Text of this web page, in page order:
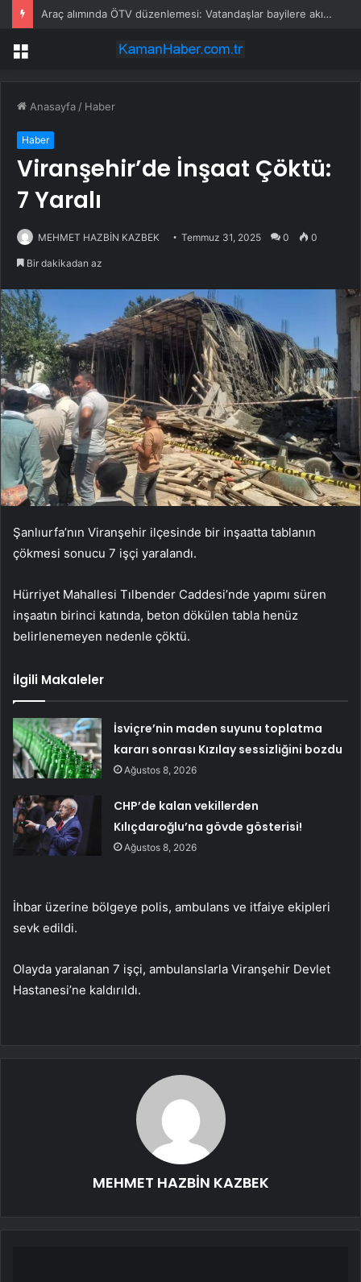
Araç alımında ÖTV düzenlemesi: Vatandaşlar bayilere akın etti
Menü
Anasayfa / Haber
Haber
Viranşehir’de İnşaat Çöktü:
7 Yaralı
MEHMET HAZBİN KAZBEK Temmuz 31, 2025 0 0
Bir dakikadan az
Şanlıurfa’nın Viranşehir ilçesinde bir inşaatta tablanın
çökmesi sonucu 7 işçi yaralandı.
Hürriyet Mahallesi Tılbender Caddesi’nde yapımı süren
inşaatın birinci katında, beton dökülen tabla henüz
belirlenemeyen nedenle çöktü.
İlgili Makaleler
İsviçre’nin maden suyunu toplatma
kararı sonrası Kızılay sessizliğini bozdu
Ağustos 8, 2026
CHP’de kalan vekillerden
Kılıçdaroğlu’na gövde gösterisi!
Ağustos 8, 2026
İhbar üzerine bölgeye polis, ambulans ve itfaiye ekipleri
sevk edildi.
Olayda yaralanan 7 işçi, ambulanslarla Viranşehir Devlet
Hastanesi’ne kaldırıldı.
MEHMET HAZBİN KAZBEK